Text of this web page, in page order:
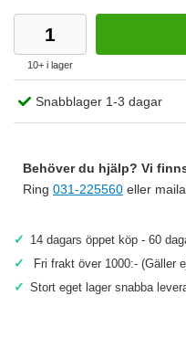
10+ i lager
Snabblager 1-3 dagar
Behöver du hjälp? Vi
Ring 031-225560 eller
✓ 14 dagars öppet köp - 60
✓ Fri frakt över 1000:- (Gäller
✓ Stort eget lager snabba